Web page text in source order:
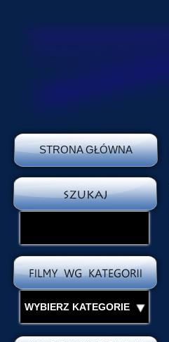
STRONA GŁÓWNA
WYBIERZ KATEGORIE